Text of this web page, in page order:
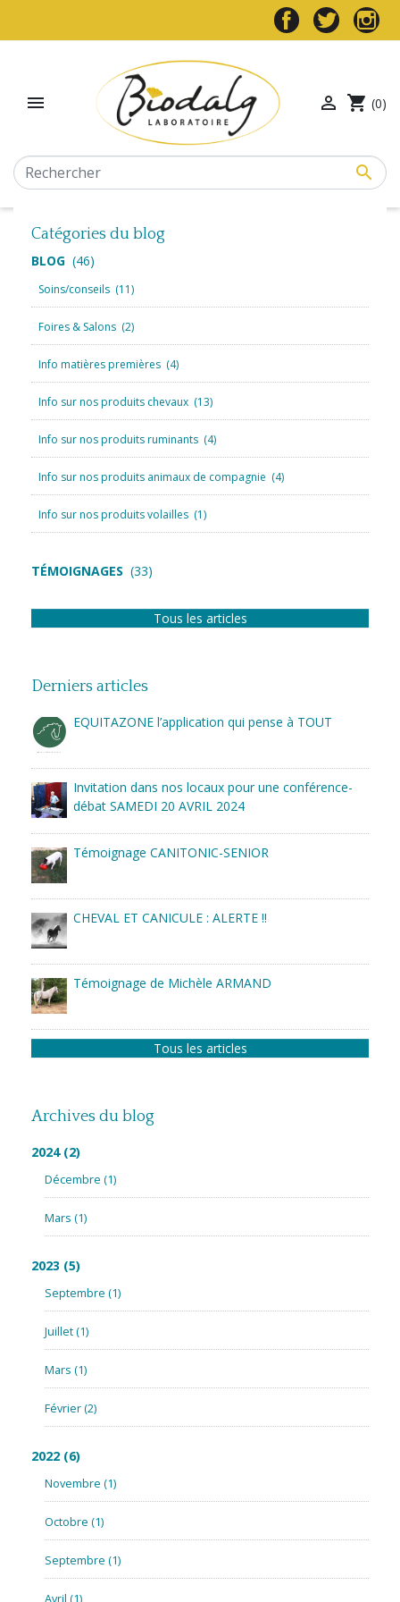


 shopping_cart (0)
Catégories du blog
BLOG (46)
Soins/conseils (11)
Foires & Salons (2)
Info matières premières (4)
Info sur nos produits chevaux (13)
Info sur nos produits ruminants (4)
Info sur nos produits animaux de compagnie (4)
Info sur nos produits volailles (1)
TÉMOIGNAGES (33)
Tous les articles
Derniers articles
EQUITAZONE l’application qui pense à TOUT
Invitation dans nos locaux pour une conférence-
débat SAMEDI 20 AVRIL 2024
Témoignage CANITONIC-SENIOR
CHEVAL ET CANICULE : ALERTE !!
Témoignage de Michèle ARMAND
Tous les articles
Archives du blog
2024 (2)
Décembre (1)
Mars (1)
2023 (5)
Septembre (1)
Juillet(1)
Mars (1)
Février(2)
2022 (6)
Novembre (1)
Octobre (1)
Septembre (1)
Avril (1)